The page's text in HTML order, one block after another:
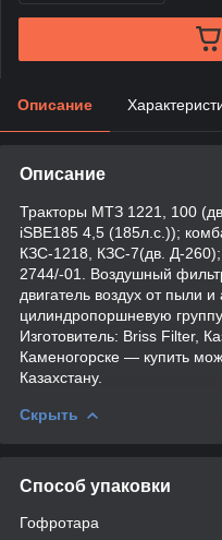
Описание
Описание
Тракторы МТЗ 1221, 100
iSBE185 4,5 (185л.с.));
КЗС-1218, КЗС-7(дв. Д-
2744/-01. Воздушный
двигатель воздух от пыли
цилиндропоршневую группу
Изготовитель: Briss Filter,
Каменогорске — купить
Казахстану.
Скрыть
Способ упаковки
Гофротара